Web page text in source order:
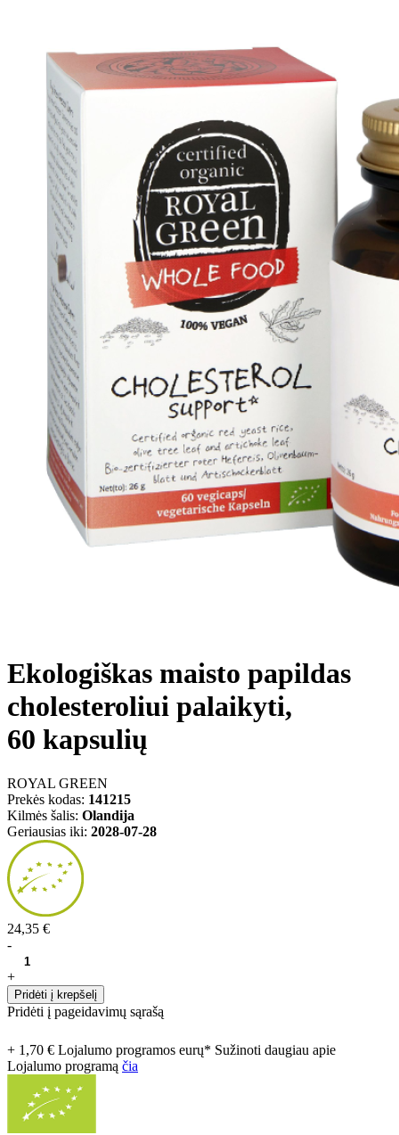
Ekologiškas maisto papildas
cholesteroliui palaikyti,
60 kapsulių
ROYAL GREEN
Prekės kodas: 141215
Kilmės šalis: Olandija
Geriausias iki: 2028-07-28
24,35 €
-
+
Pridėti į krepšelį
Pridėti į pageidavimų sąrašą
+ 1,70 € Lojalumo programos eurų* Sužinoti daugiau apie
Lojalumo programą čia